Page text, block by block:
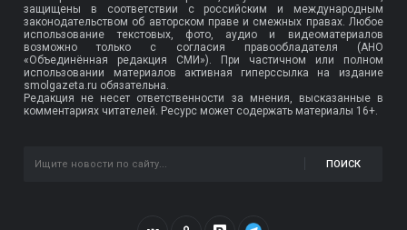
защищены в соответствии с российским и международным
законодательством об авторском праве и смежных правах. Любое
использование текстовых, фото, аудио и видеоматериалов
возможно только с согласия правообладателя (АНО
«Объединённая редакция СМИ»). При частичном или полном
использовании материалов активная гиперссылка на издание
smolgazeta.ru обязательна.
Редакция не несет ответственности за мнения, высказанные в
комментариях читателей. Ресурс может содержать материалы 16+.
ПОИСК